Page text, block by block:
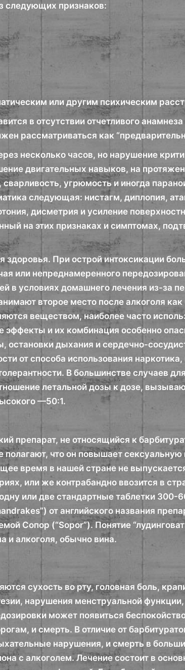
следующих признаков:
или другим психическим
в отсутствии отчетливого
рассматриваться как
несколько часов, но нарушение
двигательных навыков, на
угрюмость и иногда
следующая: нистагм, диплопия,
дисметрия и усиление
на этих признаках и симптомах,
здоровья. При острой интоксикации
или непреднамеренного
в условиях домашнего лечения из-за
второе место после алкоголя
веществом, наиболее часто
и их комбинация особенно
остановки дыхания и сердечно-
от способа использования
В большинстве случаев
летальной дозы к дозе,
—50:1.
препарат, не относящийся к
что он повышает
время в нашей стране не
или же контрабандно ввозится в
или две стандартные таблетки
от английского названия
Сопор (“Sopor”). Понятие
и алкоголя, обычно вина.
сухость во рту, головная боль,
нарушения менструальной
может появиться
и смерть. В отличие от
нарушения, и смерть в
с алкоголем. Лечение состоит в